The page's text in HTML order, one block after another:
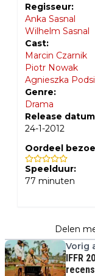
Regisseur:
Anka Sasnal
Wilhelm Sasnal
Cast:
Marcin Czarnik
Piotr Nowak
Agnieszka
Genre:
Drama
Release
24-1-2012
Oordeel
Speelduur:
77 minuten
Delen
Vorig
IFFR